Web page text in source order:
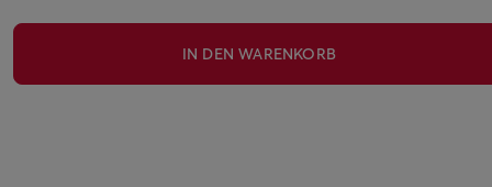
IN DEN WARENKORB